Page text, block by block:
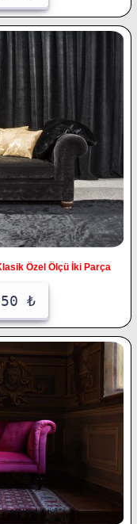
Özel Ölçü İki Parça
₺